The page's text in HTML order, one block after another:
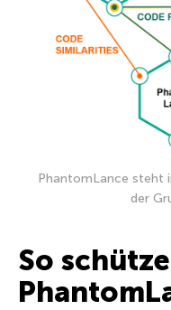
PhantomLance steht
der
So